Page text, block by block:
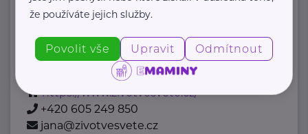
“S angličtinou životem bez limitů”
Jmenuji se Jana a jsem celým svým
srdcem máma dvou ...
https://www.zivotvesvete.cz/
+420 605 249 850
jana@zivotvesvete.cz
že používáte jejich služby.
Povolit vše Upravit Odmítnout